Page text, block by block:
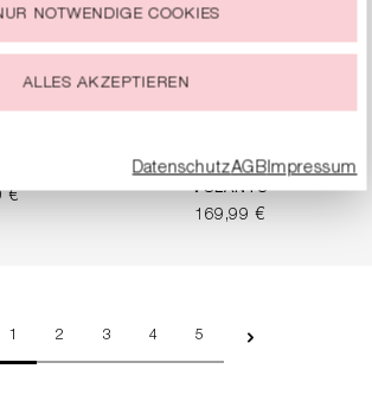
€
ZEBRA-TOP MIT
VOLANTS
169,99 €
Seite
1 Seite
2 Seite
3 Seite
4 Seite
5
Zeit ändern oder widerrufen.
NOTWENDIGE COOKIES
ALLES AKZEPTIEREN
DatenschutzAGBImpressum